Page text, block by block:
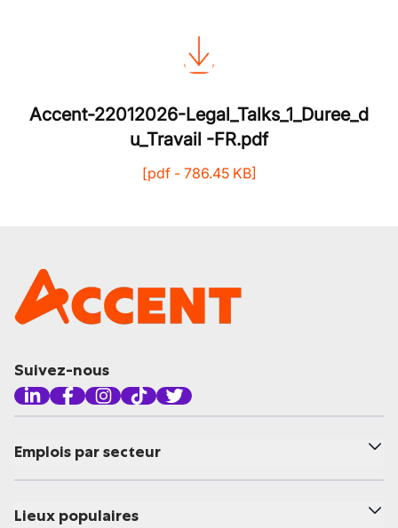
Accent-22012026-Legal_Talks_1_Duree_d
u_Travail -FR.pdf
[pdf- 786.45 KB]
Suivez-nous
Emplois par secteur
Lieux populaires